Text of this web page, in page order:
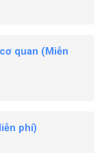
quan (Miễn
phí)